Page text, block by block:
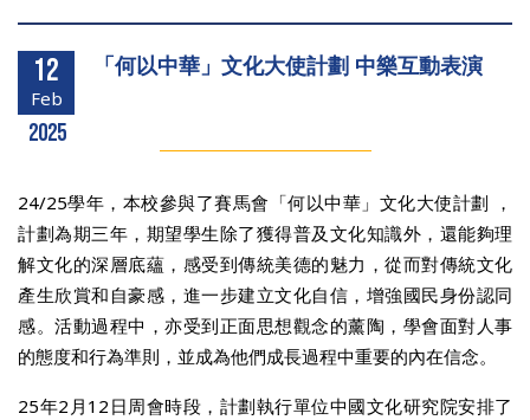
12
Feb
2025
「何以中華」文化大使計劃 中樂互動表演
24/25學年，本校參與了賽馬會「何以中華」文化大使計劃 ，
計劃為期三年，期望學生除了獲得普及文化知識外，還能夠理
解文化的深層底蘊，感受到傳統美德的魅力，從而對傳統文化
產生欣賞和自豪感，進一步建立文化自信，增強國民身份認同
感。活動過程中，亦受到正面思想觀念的薰陶，學會面對人事
的態度和行為準則，並成為他們成長過程中重要的內在信念。
25年2月12日周會時段，計劃執行單位中國文化研究院安排了